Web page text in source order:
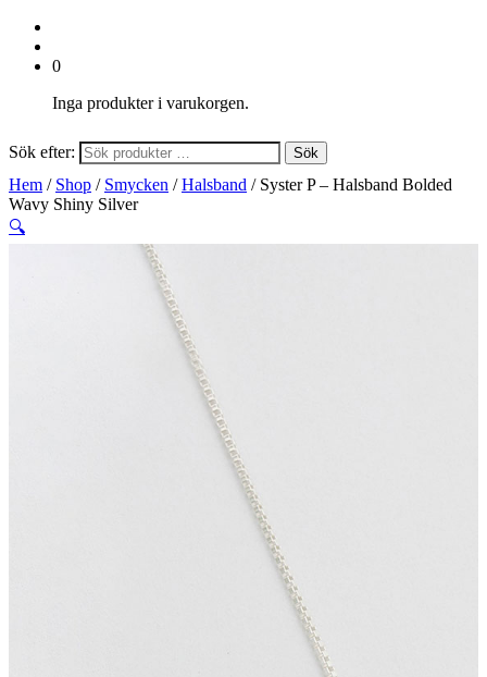
0
Inga produkter i varukorgen.
Sök efter: Sök
Hem / Shop / Smycken /Halsband / Syster P – Halsband Bolded
Wavy Shiny Silver
🔍